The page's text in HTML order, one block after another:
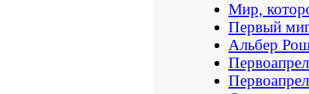
Мир,
Первый
Альбер